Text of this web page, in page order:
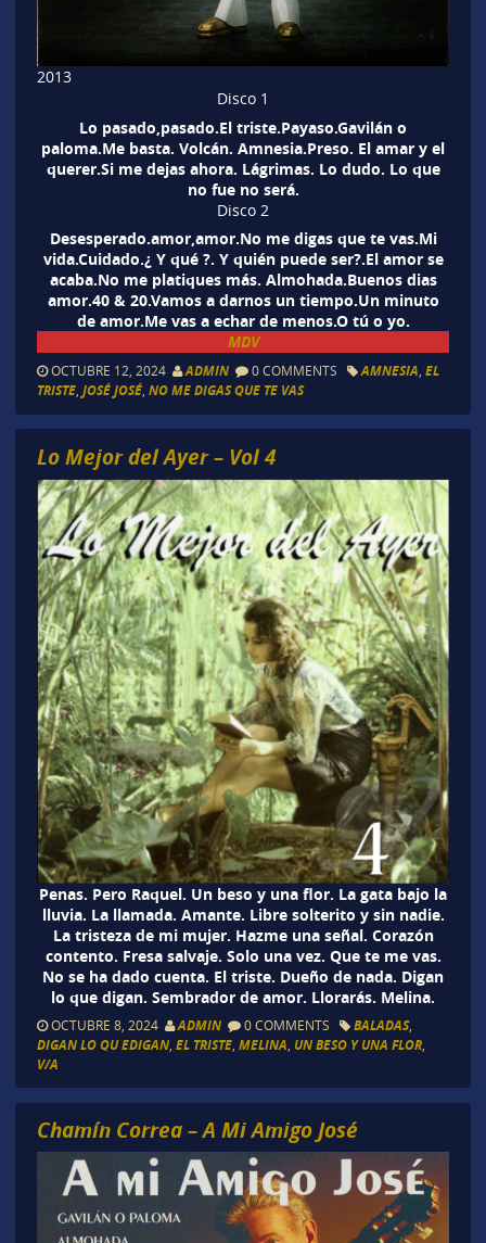
2013
Disco 1
Lo pasado,pasado.El triste.Payaso.Gavilán o
paloma.Me basta. Volcán. Amnesia.Preso. El amar y el
querer.Si me dejas ahora. Lágrimas. Lo dudo. Lo que
no fue no será.
Disco 2
Desesperado.amor,amor.No me digas que te vas.Mi
vida.Cuidado.¿ Y qué ?. Y quién puede ser?.El amor se
acaba.No me platiques más. Almohada.Buenos dias
amor.40 & 20.Vamos a darnos un tiempo.Un minuto
de amor.Me vas a echar de menos.O tú o yo.
MDV
OCTUBRE 12, 2024 ADMIN 0 COMMENTS AMNESIA, EL
TRISTE, JOSÉ JOSÉ, NO ME DIGAS QUE TE VAS
Lo Mejor del Ayer – Vol 4
Penas. Pero Raquel. Un beso y una flor. La gata bajo la
lluvia. La llamada. Amante. Libre solterito y sin nadie.
La tristeza de mi mujer. Hazme una señal. Corazón
contento. Fresa salvaje. Solo una vez. Que te me vas.
No se ha dado cuenta. El triste. Dueño de nada. Digan
lo que digan. Sembrador de amor. Llorarás. Melina.
OCTUBRE 8, 2024 ADMIN 0 COMMENTS BALADAS,
DIGAN LO QU EDIGAN, EL TRISTE, MELINA UN BESO Y UNA FLOR,
V/A
Chamín Correa – A Mi Amigo José